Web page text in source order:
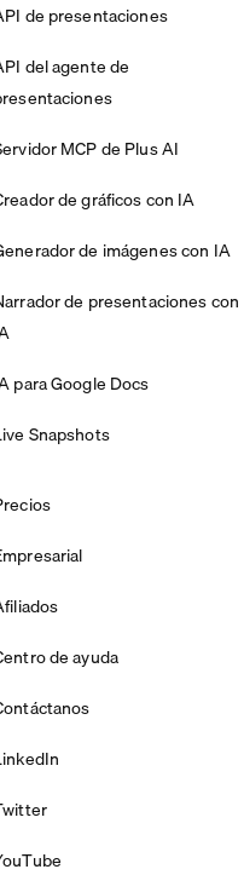
de presentaciones
del agente de
MCP de Plus AI
de gráficos con IA
de imágenes con IA
de presentaciones con
para Google Docs
Snapshots
de ayuda